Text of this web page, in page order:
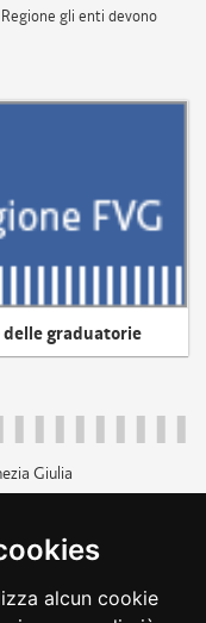
alcun cookie
gli enti devono
delle graduatorie
Giulia